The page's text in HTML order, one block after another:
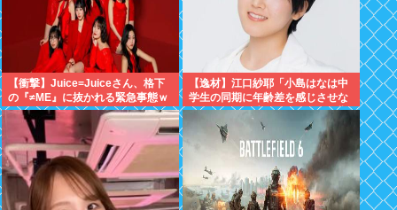
【衝撃】Juice=Juiceさん、格下
の『≠ME』に抜かれる緊急事態ｗ
ｗｗｗｗｗｗｗｗｗｗｗ
【逸材】江口紗耶「小島はなは中
学生の同期に年齢差を感じさせな
いように気を遣っているが、同期
2人は気づ